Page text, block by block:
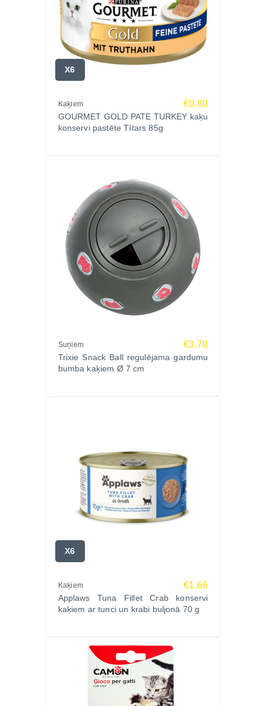
X6
Kaķiem €0.80
GOURMET GOLD PATE TURKEY kaķu
konservi pastēte Tītars 85g
Suņiem €3.70
Trixie Snack Ball regulējama gardumu
bumba kaķiem Ø 7 cm
X6
Kaķiem €1.66
Applaws Tuna Fillet Crab konservi
kaķiem ar tunci un krabi buljonā 70 g